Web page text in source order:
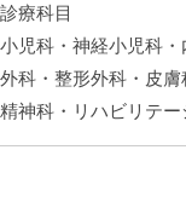
診療科目
小児科・神経小児科・
外科・整形外科・皮膚
精神科・リハビリテ